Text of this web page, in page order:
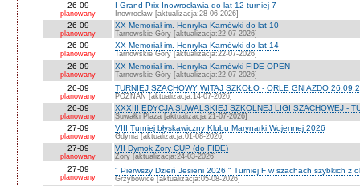
26-09
planowany
I Grand Prix Inowrocławia do lat 12 turniej 7
Inowrocław [aktualizacja:28-06-2026]
26-09
planowany
XX Memoriał im. Henryka Karnówki do lat 10
Tarnowskie Góry [aktualizacja:22-07-2026]
26-09
planowany
XX Memoriał im. Henryka Karnówki do lat 14
Tarnowskie Góry [aktualizacja:22-07-2026]
26-09
planowany
XX Memoriał im. Henryka Karnówki FIDE OPEN
Tarnowskie Góry [aktualizacja:22-07-2026]
26-09
planowany
TURNIEJ SZACHOWY WITAJ SZKOŁO - ORLE GNIAZDO
POZNAŃ [aktualizacja:14-07-2026]
26-09
planowany
XXXIII EDYCJA SUWALSKIEJ SZKOLNEJ LIGI SZACHOWEJ -
Suwałki Plaza [aktualizacja:21-07-2026]
27-09
planowany
VIII Turniej błyskawiczny Klubu Marynarki Wojennej 2026
Gdynia [aktualizacja:01-08-2026]
27-09
planowany
VII Dymok Żory CUP (do FIDE)
Żory [aktualizacja:24-03-2026]
27-09
planowany
" Pierwszy Dzień Jesieni 2026 " Turniej F w szachach szybkich z
Grzybowice [aktualizacja:05-08-2026]